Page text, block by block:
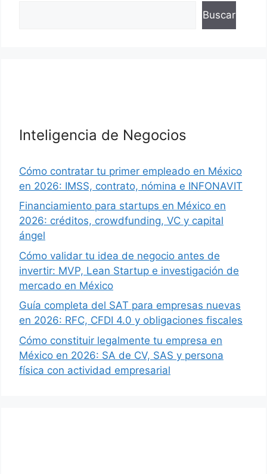
Buscar
Inteligencia de Negocios
Cómo contratar tu primer empleado en México
en 2026: IMSS, contrato, nómina e INFONAVIT
Financiamiento para startups en México en
2026: créditos, crowdfunding, VC y capital
ángel
Cómo validar tu idea de negocio antes de
invertir: MVP, Lean Startup e investigación de
mercado en México
Guía completa del SAT para empresas nuevas
en 2026: RFC, CFDI 4.0 y obligaciones fiscales
Cómo constituir legalmente tu empresa en
México en 2026: SA de CV, SAS y persona
física con actividad empresarial